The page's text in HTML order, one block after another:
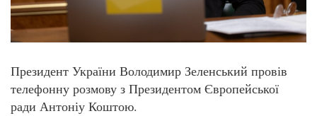
Президент України Володимир Зеленський провів
телефонну розмову з Президентом Європейської
ради Антоніу Коштою.